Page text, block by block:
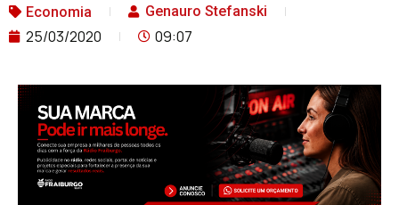
Economia Genauro Stefanski
25/03/2020 09:07